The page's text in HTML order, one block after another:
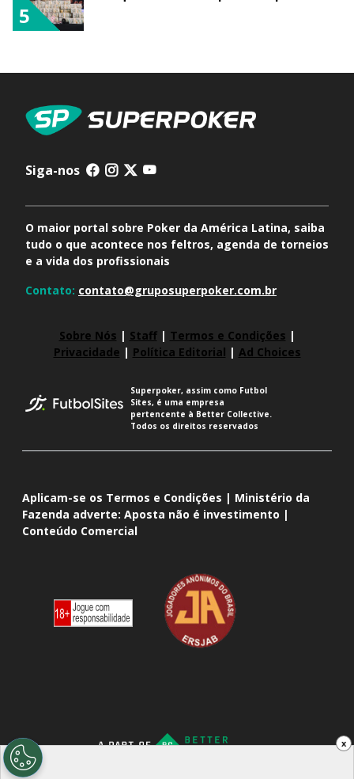
5
x
Siga-nos
O maior portal sobre Poker da América Latina, saiba
tudo o que acontece nos feltros, agenda de torneios
e a vida dos profissionais
Contato: contato@gruposuperpoker.com.br
Sobre Nós | Staff| Termos e Condições |
Privacidade | Política Editorial | Ad Choices
Superpoker, assim como Futbol
Sites, é uma empresa
pertencente à Better Collective.
Todos os direitos reservados
Aplicam-se os Termos e Condições | Ministério da
Fazenda adverte: Aposta não é investimento |
Conteúdo Comercial